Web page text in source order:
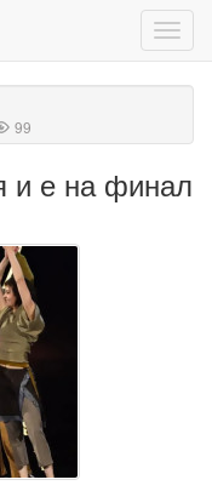
99
и е на финал